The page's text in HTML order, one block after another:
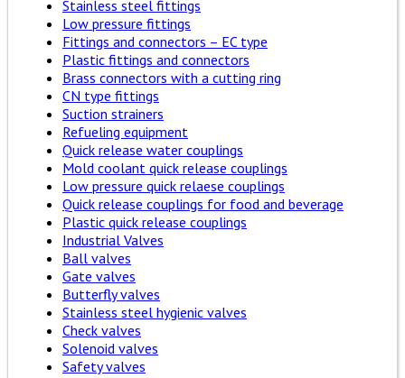
Stainless steel fittings
Low pressure fittings
Fittings and connectors – EC type
Plastic fittings and connectors
Brass connectors with a cutting ring
CN type fittings
Suction strainers
Refueling equipment
Quick release water couplings
Mold coolant quick release couplings
Low pressure quick relaese couplings
Quick release couplings for food and beverage
Plastic quick release couplings
Industrial Valves
Ball valves
Gate valves
Butterfly valves
Stainless steel hygienic valves
Check valves
Solenoid valves
Safety valves